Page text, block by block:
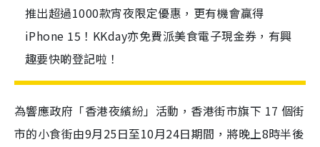
推出超過1000款宵夜限定優惠，更有機會贏得
iPhone 15！KKday亦免費派美食電子現金券，有興
趣要快啲登記啦！
為響應政府「香港夜繽紛」活動，香港街市旗下 17 個街
市的小食街由9月25日至10月24日期間，將晚上8時半後